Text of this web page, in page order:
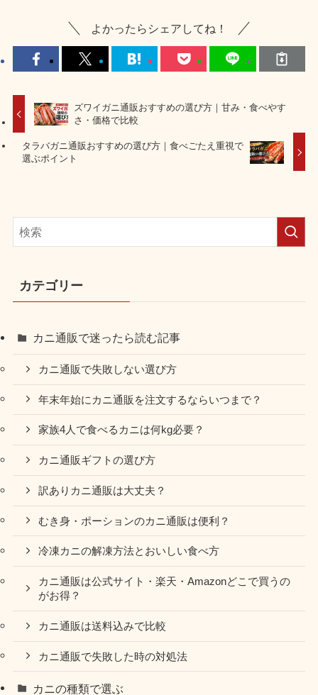
よかったらシェアしてね！
ズワイガニ通販おすすめの選び方｜甘み・食べやす
さ・価格で比較
タラバガニ通販おすすめの選び方｜食べごたえ重視で
選ぶポイント
カテゴリー
カニ通販で迷ったら読む記事
カニ通販で失敗しない選び方
年末年始にカニ通販を注文するならいつまで？
家族4人で食べるカニは何kg必要？
カニ通販ギフトの選び方
訳ありカニ通販は大丈夫？
むき身・ポーションのカニ通販は便利？
冷凍カニの解凍方法とおいしい食べ方
カニ通販は公式サイト・楽天・Amazonどこで買うの
がお得？
カニ通販は送料込みで比較
カニ通販で失敗した時の対処法
カニの種類で選ぶ